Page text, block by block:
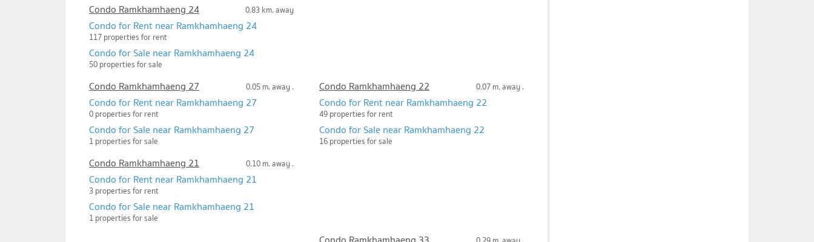
Condo Ramkhamhaeng 24 0.83 km. away
Condo for Rent near Ramkhamhaeng 24
117 properties for rent
Condo for Sale near Ramkhamhaeng 24
50 properties for sale
Condo Ramkhamhaeng 27 0.05 m. away .
Condo for Rent near Ramkhamhaeng 27
0 properties for rent
Condo for Sale near Ramkhamhaeng 27
1 properties for sale
Condo Ramkhamhaeng 22 0.07 m. away .
Condo for Rent near Ramkhamhaeng 22
49 properties for rent
Condo for Sale near Ramkhamhaeng 22
16 properties for sale
Condo Ramkhamhaeng 21 0.10 m. away .
Condo for Rent near Ramkhamhaeng 21
3 properties for rent
Condo for Sale near Ramkhamhaeng 21
1 properties for sale